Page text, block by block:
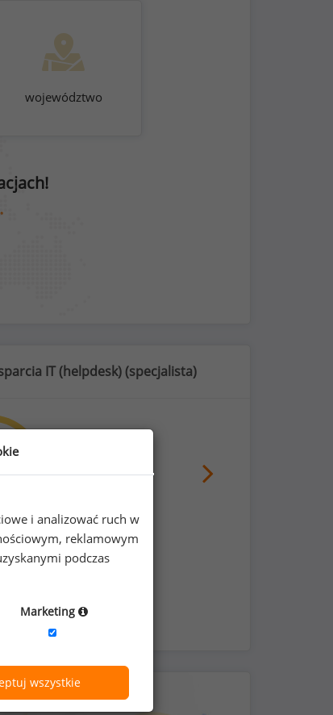
województwo
IT (helpdesk) (specjalista)
klubów fitness
i analizować ruch w
reklamowym
podczas
Marketing
wszystkie